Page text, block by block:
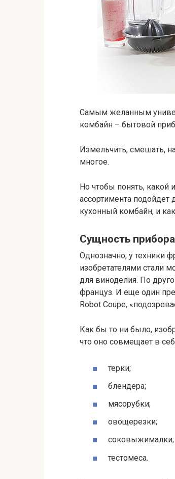
Самым желанным
комбайн – бытовой
Измельчить, смешать,
многое.
Но чтобы понять, какой
ассортимента подойдет
кухонный комбайн, и
Сущность прибора
Однозначно, у техники
изобретателями стали
для виноделия. По
француз. И еще один
Robot Coupe,
Как бы то ни было,
что оно совмещает в
терки;
блендера;
мясорубки;
овощерезки;
соковыжималки;
тестомеса.